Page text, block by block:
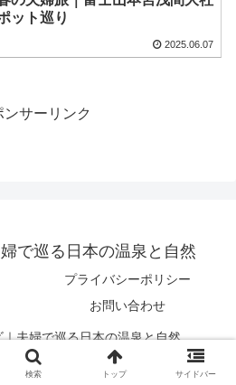
ット巡り
2025.06.07
ンサーリンク
で巡る日本の温泉と自然
プライバシーポリシー
お問い合わせ
夫婦で巡る日本の温泉と自然.
検索 トップ サイドバー